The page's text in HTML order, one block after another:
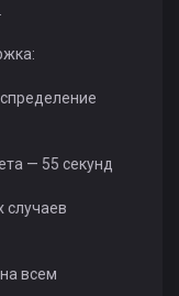
— 55 секунд
случаев
всем